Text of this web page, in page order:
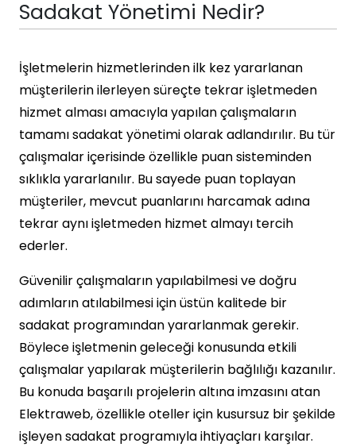
Sadakat Yönetimi Nedir?
İşletmelerin hizmetlerinden ilk kez yararlanan
müşterilerin ilerleyen süreçte tekrar işletmeden
hizmet alması amacıyla yapılan çalışmaların
tamamı sadakat yönetimi olarak adlandırılır. Bu tür
çalışmalar içerisinde özellikle puan sisteminden
sıklıkla yararlanılır. Bu sayede puan toplayan
müşteriler, mevcut puanlarını harcamak adına
tekrar aynı işletmeden hizmet almayı tercih
ederler.
Güvenilir çalışmaların yapılabilmesi ve doğru
adımların atılabilmesi için üstün kalitede bir
sadakat programından yararlanmak gerekir.
Böylece işletmenin geleceği konusunda etkili
çalışmalar yapılarak müşterilerin bağlılığı kazanılır.
Bu konuda başarılı projelerin altına imzasını atan
Elektraweb, özellikle oteller için kusursuz bir şekilde
işleyen sadakat programıyla ihtiyaçları karşılar.